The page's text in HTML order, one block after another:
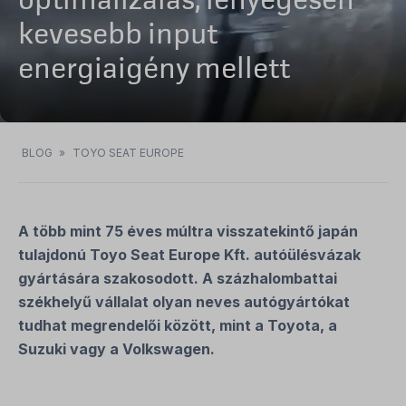
kevesebb input
energiaigény mellett
BLOG » TOYO SEAT EUROPE
A több mint 75 éves múltra visszatekintő japán
tulajdonú Toyo Seat Europe Kft. autóülésvázak
gyártására szakosodott. A százhalombattai
székhelyű vállalat olyan neves autógyártókat
tudhat megrendelői között, mint a Toyota, a
Suzuki vagy a Volkswagen.